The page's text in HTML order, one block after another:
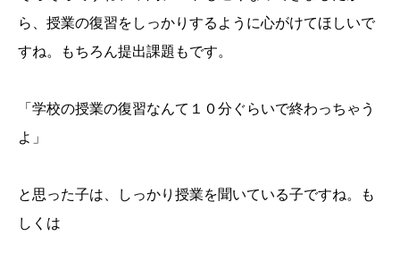
ら、授業の復習をしっかりするように心がけてほしいで
すね。もちろん提出課題もです。
「学校の授業の復習なんて１０分ぐらいで終わっちゃう
よ」
と思った子は、しっかり授業を聞いている子ですね。も
しくは